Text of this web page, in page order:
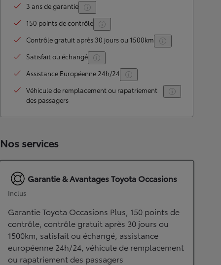
3 ans de garantie
150 points de contrôle
Contrôle gratuit après 30 jours ou 1500km
Satisfait ou échangé
Assistance Européenne 24h/24
Véhicule de remplacement ou rapatriement
des passagers
Nos services
Garantie & Avantages Toyota Occasions
Inclus
Garantie Toyota Occasions Plus, 150 points de
contrôle, contrôle gratuit après 30 jours ou
1500km, satisfait ou échangé, assistance
européenne 24h/24, véhicule de remplacement
ou rapatriement des passagers